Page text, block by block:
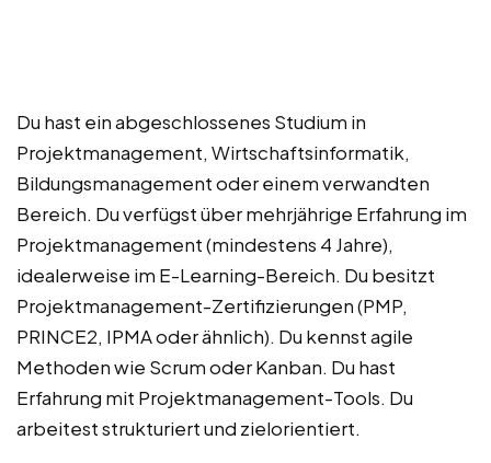
Du hast ein abgeschlossenes Studium in
Projektmanagement, Wirtschaftsinformatik,
Bildungsmanagement oder einem verwandten
Bereich. Du verfügst über mehrjährige Erfahrung im
Projektmanagement (mindestens 4 Jahre),
idealerweise im E-Learning-Bereich. Du besitzt
Projektmanagement-Zertifizierungen (PMP,
PRINCE2, IPMA oder ähnlich). Du kennst agile
Methoden wie Scrum oder Kanban. Du hast
Erfahrung mit Projektmanagement-Tools. Du
arbeitest strukturiert und zielorientiert.